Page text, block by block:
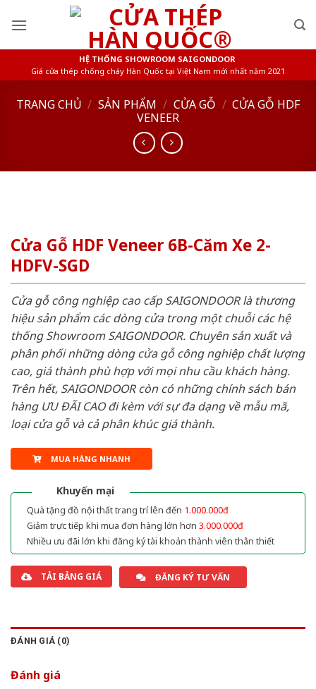
HỆ THỐNG SHOWROOM SAIGONDOOR
Giá cửa thép chống cháy Hàn Quốc tại Việt Nam mới nhất năm 2021
TRANG CHỦ / SẢN PHẨM / CỬA GỖ / CỬA GỖ HDF
VENEER
Cửa Gỗ HDF Veneer 6B-Căm Xe 2-
HDFV-SGD
Cửa gỗ công nghiệp cao cấp SAIGONDOOR là thương
hiệu sản phẩm các dòng cửa trong một chuỗi các hệ
thống Showroom SAIGONDOOR. Chuyên sản xuất và
phân phối những dòng cửa gỗ công nghiệp chất lượng
cao, giá thành phù hợp với mọi nhu cầu khách hàng.
Trên hết, SAIGONDOOR còn có những chính sách bán
hàng ƯU ĐÃI CAO đi kèm với sự đa dạng về mẫu mã,
loại cửa gỗ và cả phân khúc giá thành.
MUA HÀNG NHANH
Khuyến mại
Quà tặng đồ nội thất trang trí lên đến 1.000.000đ
Giảm trực tiếp khi mua đơn hàng lớn hơn 3.000.000đ
Nhiều ưu đãi lớn khi đăng ký tài khoản thành viên thân thiết
TẢI BẢNG GIÁ ĐĂNG KÝ TƯ VẤN
ĐÁNH GIÁ (0)
Đánh giá